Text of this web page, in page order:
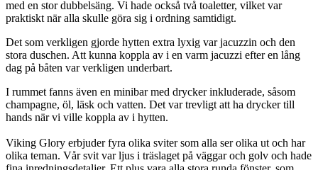
med en stor dubbelsäng. Vi hade också två toaletter, vilket var
praktiskt när alla skulle göra sig i ordning samtidigt.
Det som verkligen gjorde hytten extra lyxig var jacuzzin och den
stora duschen. Att kunna koppla av i en varm jacuzzi efter en lång
dag på båten var verkligen underbart.
I rummet fanns även en minibar med drycker inkluderade, såsom
champagne, öl, läsk och vatten. Det var trevligt att ha drycker till
hands när vi ville koppla av i hytten.
Viking Glory erbjuder fyra olika sviter som alla ser olika ut och har
olika teman. Vår svit var ljus i träslaget på väggar och golv och hade